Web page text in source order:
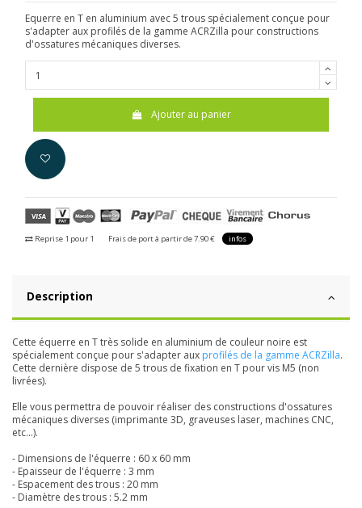
Equerre en T en aluminium avec 5 trous spécialement conçue pour
s'adapter aux profilés de la gamme ACRZilla pour constructions
d'ossatures mécaniques diverses.
Ajouter au panier
Reprise 1 pour 1 Frais de port à partir de 7.90 € infos
Description
Cette équerre en T très solide en aluminium de couleur noire est
spécialement conçue pour s'adapter aux profilés de la gamme ACRZilla.
Cette dernière dispose de 5 trous de fixation en T pour vis M5 (non
livrées).
Elle vous permettra de pouvoir réaliser des constructions d'ossatures
mécaniques diverses (imprimante 3D, graveuses laser, machines CNC,
etc...).
- Dimensions de l'équerre : 60 x 60 mm
- Epaisseur de l'équerre : 3 mm
- Espacement des trous : 20 mm
- Diamètre des trous : 5.2 mm